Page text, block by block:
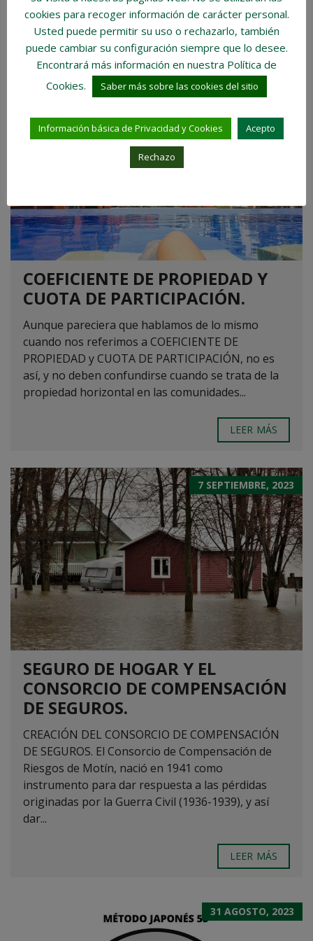
LEER MÁS
21 SEPTIEMBRE, 2023
COEFICIENTE DE PROPIEDAD Y
CUOTA DE PARTICIPACIÓN.
Aunque pareciera que hablamos de lo mismo
cuando nos referimos a COEFICIENTE DE
PROPIEDAD y CUOTA DE PARTICIPACIÓN, no es
así, y no deben confundirse cuando se trata de la
propiedad horizontal en las comunidades...
LEER MÁS
7 SEPTIEMBRE, 2023
SEGURO DE HOGAR Y EL
CONSORCIO DE COMPENSACIÓN
DE SEGUROS.
CREACIÓN DEL CONSORCIO DE COMPENSACIÓN
DE SEGUROS. El Consorcio de Compensación de
Riesgos de Motín, nació en 1941 como
instrumento para dar respuesta a las pérdidas
originadas por la Guerra Civil (1936-1939), y así
dar...
LEER MÁS
31 AGOSTO, 2023
cookies para recoger información de carácter personal.
Usted puede permitir su uso o rechazarlo, también
puede cambiar su configuración siempre que lo desee.
Encontrará más información en nuestra Política de
Cookies.
Saber más sobre las cookies del sitio
Información básica de Privacidad y Cookies Acepto
Rechazo